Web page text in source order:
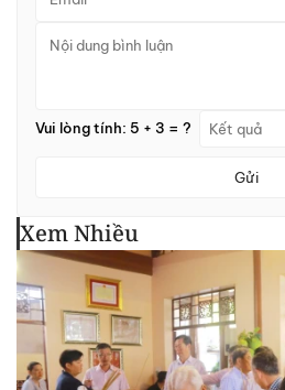
Vui lòng tính: 5 + 3 = ?
Gửi
Xem Nhiều